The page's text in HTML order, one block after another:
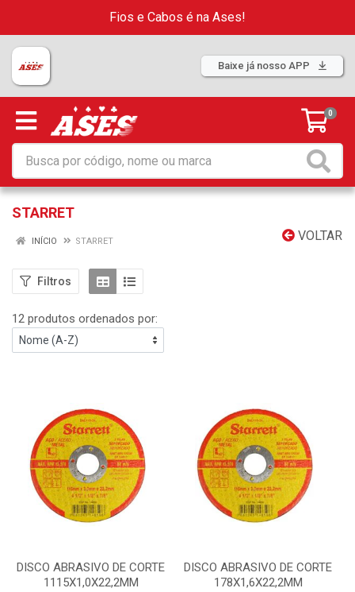
Fios e Cabos é na Ases!
Baixe já nosso APP
0
STARRET
VOLTAR
INÍCIO STARRET
Filtros
12 produtos ordenados por:
DISCO ABRASIVO DE CORTE
1115X1,0X22,2MM
DISCO ABRASIVO DE CORTE
178X1,6X22,2MM